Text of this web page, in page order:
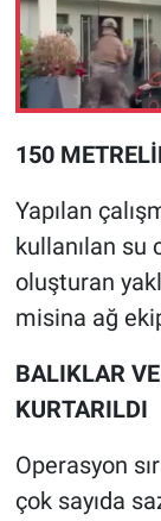
150
Yapılan
kullanılan su
oluşturan
misina ağ
BALIKLAR
KURTARILDI
Operasyon
çok sayıda